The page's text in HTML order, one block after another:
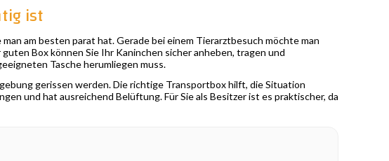
ist
am besten parat hat. Gerade bei einem Tierarztbesuch möchte man
Box können Sie Ihr Kaninchen sicher anheben, tragen und
Tasche herumliegen muss.
gerissen werden. Die richtige Transportbox hilft, die Situation
und hat ausreichend Belüftung. Für Sie als Besitzer ist es praktischer, da